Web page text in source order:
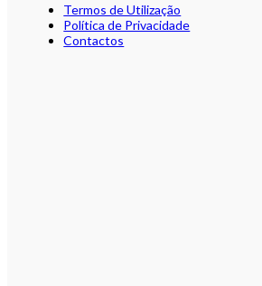
Termos de Utilização
Política de Privacidade
Contactos